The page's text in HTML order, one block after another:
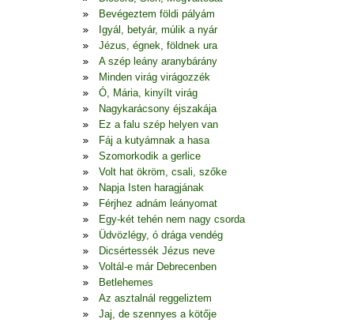
Bevégeztem földi pályám
Igyál, betyár, múlik a nyár
Jézus, égnek, földnek ura
A szép leány aranybárány
Minden virág virágozzék
Ó, Mária, kinyílt virág
Nagykarácsony éjszakája
Ez a falu szép helyen van
Fáj a kutyámnak a hasa
Szomorkodik a gerlice
Volt hat ökröm, csali, szőke
Napja Isten haragjának
Férjhez adnám leányomat
Egy-két tehén nem nagy csorda
Üdvözlégy, ó drága vendég
Dicsértessék Jézus neve
Voltál-e már Debrecenben
Betlehemes
Az asztalnál reggeliztem
Jaj, de szennyes a kötője